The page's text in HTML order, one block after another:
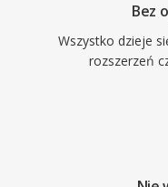
Bez
Wszystko dzieje
rozszerzeń